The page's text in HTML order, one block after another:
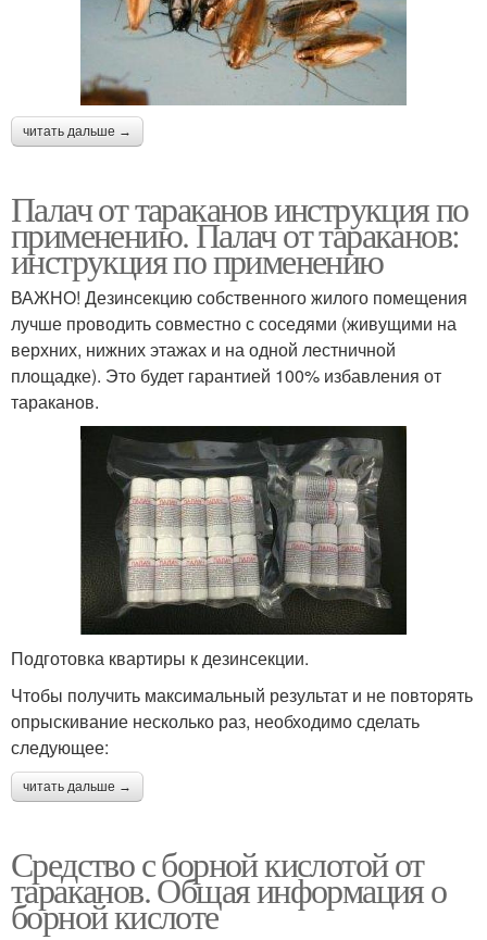
читать дальше →
Палач от тараканов инструкция по
применению. Палач от тараканов:
инструкция по применению
ВАЖНО! Дезинсекцию собственного жилого помещения
лучше проводить совместно с соседями (живущими на
верхних, нижних этажах и на одной лестничной
площадке). Это будет гарантией 100% избавления от
тараканов.
Подготовка квартиры к дезинсекции.
Чтобы получить максимальный результат и не повторять
опрыскивание несколько раз, необходимо сделать
следующее:
читать дальше →
Средство с борной кислотой от
тараканов. Общая информация о
борной кислоте